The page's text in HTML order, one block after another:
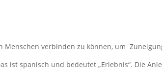
verbinden zu können, um
ist spanisch und bedeutet „Erlebnis“. Die